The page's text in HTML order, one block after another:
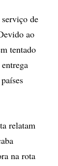
de
ao
tentado
relatam
na rota